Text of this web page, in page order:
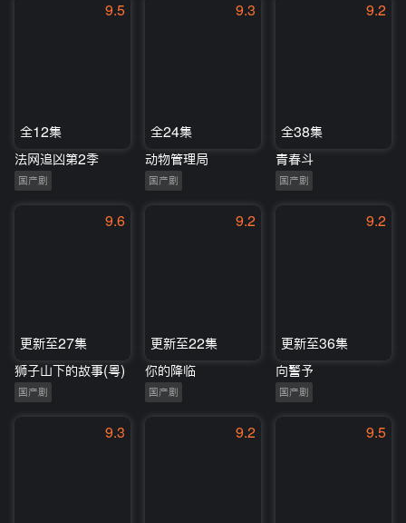
9.5
全12集
法网追凶第2季
国产剧
9.3
全24集
动物管理局
国产剧
9.2
全38集
青春斗
国产剧
9.6
更新至27集
狮子山下的故事(粤)
国产剧
9.2
更新至22集
你的降临
国产剧
9.2
更新至36集
向警予
国产剧
9.3 9.2 9.5